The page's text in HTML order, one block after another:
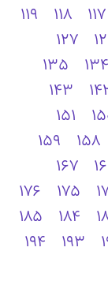
117
118
119
127
134
135
143
151
158
159
167
175
176
184
185
193
194